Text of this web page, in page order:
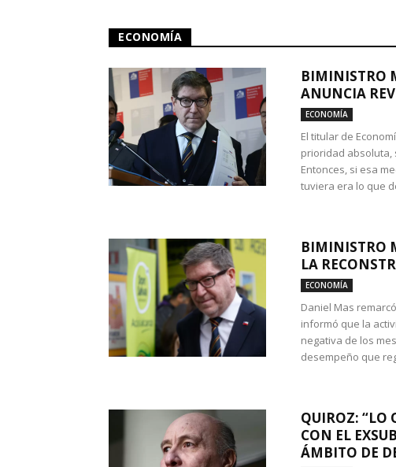
ECONOMÍA
BIMINISTRO
ANUNCIA
ECONOMÍA
El titular de
prioridad absoluta,
Entonces, si esa
tuviera era lo que
BIMINISTRO
LA
ECONOMÍA
Daniel Mas
informó que la
negativa de los
desempeño que
QUIROZ: “LO
CON EL
ÁMBITO DE